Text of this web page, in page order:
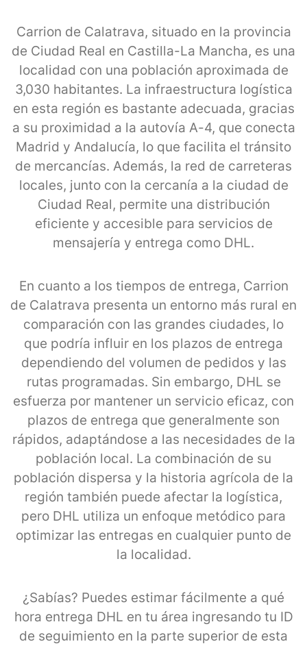
Carrion de Calatrava, situado en la provincia
de Ciudad Real en Castilla-La Mancha, es una
localidad con una población aproximada de
3,030 habitantes. La infraestructura logística
en esta región es bastante adecuada, gracias
a su proximidad a la autovía A-4, que conecta
Madrid y Andalucía, lo que facilita el tránsito
de mercancías. Además, la red de carreteras
locales, junto con la cercanía a la ciudad de
Ciudad Real, permite una distribución
eficiente y accesible para servicios de
mensajería y entrega como DHL.
En cuanto a los tiempos de entrega, Carrion
de Calatrava presenta un entorno más rural en
comparación con las grandes ciudades, lo
que podría influir en los plazos de entrega
dependiendo del volumen de pedidos y las
rutas programadas. Sin embargo, DHL se
esfuerza por mantener un servicio eficaz, con
plazos de entrega que generalmente son
rápidos, adaptándose a las necesidades de la
población local. La combinación de su
población dispersa y la historia agrícola de la
región también puede afectar la logística,
pero DHL utiliza un enfoque metódico para
optimizar las entregas en cualquier punto de
la localidad.
¿Sabías? Puedes estimar fácilmente a qué
hora entrega DHL en tu área ingresando tu ID
de seguimiento en la parte superior de esta